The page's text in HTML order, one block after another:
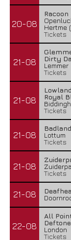
20-08
Racoon
Hertme
Tickets
21-08
Dirty
Lemmer
Tickets
21-08
Royal
Tickets
21-08
Lottum
Tickets
21-08
Tickets
21-08
22-08
All
London
Tickets